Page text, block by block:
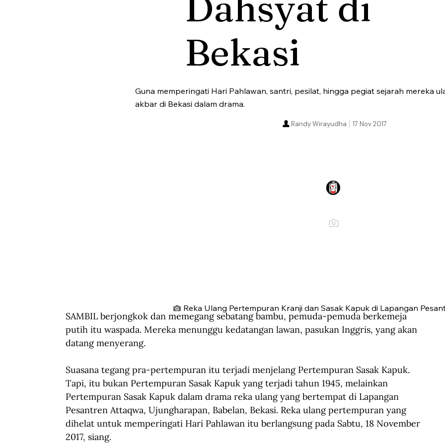
Bekasi
Guna memperingati Hari Pahlawan, santri, pesilat, hingga pegiat sejarah mereka
akbar di Bekasi dalam drama.
17 Nov 2017
Randy Wirayudha
Reka Ulang Pertempuran Kranji dan Sasak Kapuk di Lapangan
SAMBIL berjongkok dan memegang sebatang bambu, pemuda-pemuda berkemeja
putih itu waspada. Mereka menunggu kedatangan lawan, pasukan Inggris, yang akan
datang menyerang.
Suasana tegang pra-pertempuran itu terjadi menjelang Pertempuran Sasak Kapuk.
Tapi, itu bukan Pertempuran Sasak Kapuk yang terjadi tahun 1945, melainkan
Pertempuran Sasak Kapuk dalam drama reka ulang yang bertempat di Lapangan
Pesantren Attaqwa, Ujungharapan, Babelan, Bekasi. Reka ulang pertempuran yang
dihelat untuk memperingati Hari Pahlawan itu berlangsung pada Sabtu, 18 November
2017, siang.